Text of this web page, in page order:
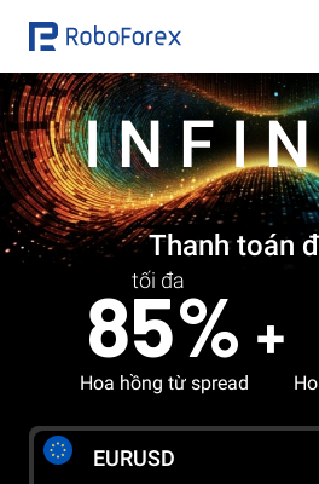
Thanh toán
tối đa
85%
Hoa hồng từ spread
EURUSD